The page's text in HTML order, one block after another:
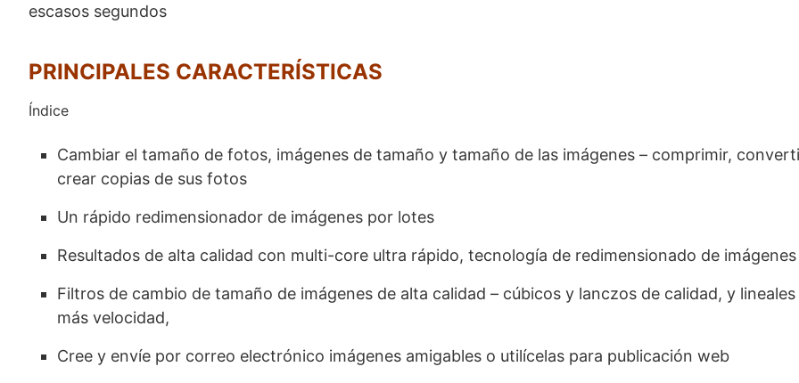
escasos segundos
PRINCIPALES CARACTERÍSTICAS
Índice
Cambiar el tamaño de fotos, imágenes de tamaño y tamaño de las imágenes – comprimir,
crear copias de sus fotos
Un rápido redimensionador de imágenes por lotes
Resultados de alta calidad con multi-core ultra rápido, tecnología de redimensionado de imágenes
Filtros de cambio de tamaño de imágenes de alta calidad – cúbicos y lanczos de calidad, y
más velocidad,
Cree y envíe por correo electrónico imágenes amigables o utilícelas para publicación web